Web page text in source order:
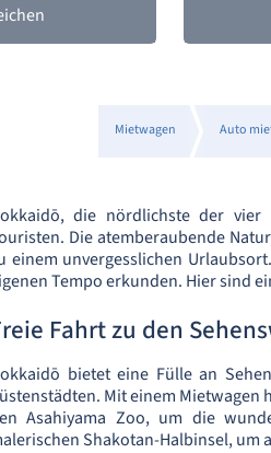
Mietwagen Auto
die nördlichste der vier
Die atemberaubende
einem unvergesslichen
Tempo erkunden. Hier sind
Fahrt zu den
bietet eine Fülle an
Mit einem Mietwagen
Asahiyama Zoo, um die
Shakotan-Halbinsel, um